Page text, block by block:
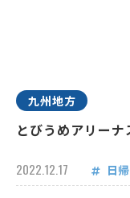
九州地方
とびうめアリー
2022.12.17 日